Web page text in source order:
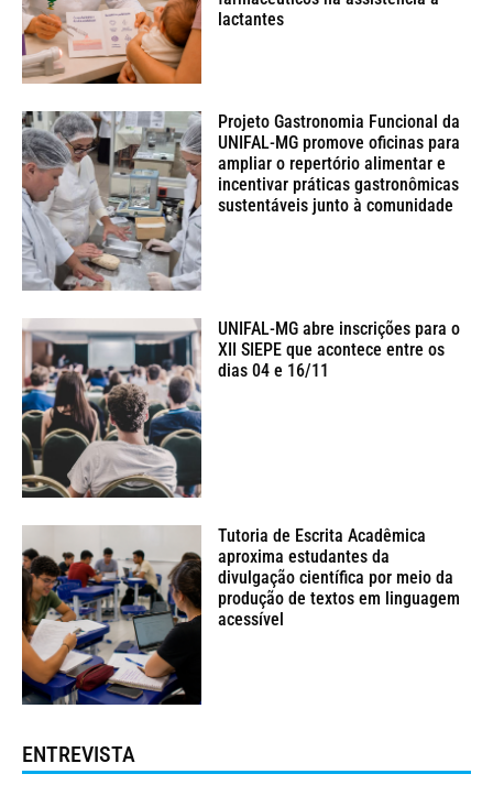
lactantes
Projeto Gastronomia Funcional da
UNIFAL-MG promove oficinas para
ampliar o repertório alimentar e
incentivar práticas gastronômicas
sustentáveis junto à comunidade
UNIFAL-MG abre inscrições para o
XII SIEPE que acontece entre os
dias 04 e 16/11
Tutoria de Escrita Acadêmica
aproxima estudantes da
divulgação científica por meio da
produção de textos em linguagem
acessível
ENTREVISTA